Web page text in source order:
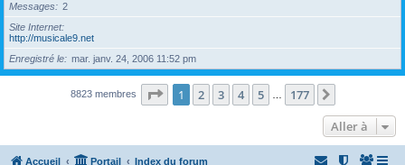
Messages
2
Site Internet
http://musicale9.net
Enregistré le
mar. janv. 24, 2006 11:52 pm
8823 membres Page 1sur177
1 2 3 4 5 177
Aller à
Accueil Portail Index du forum